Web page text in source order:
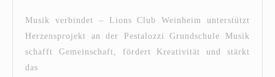
Musik verbindet – Lions Club Weinheim unterstützt
Herzensprojekt an der Pestalozzi Grundschule Musik
schafft Gemeinschaft, fördert Kreativität und stärkt
das